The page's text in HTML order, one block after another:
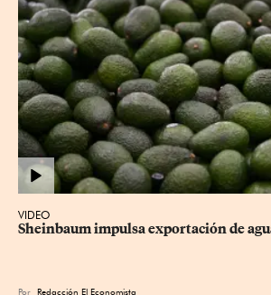
VIDEO
Sheinbaum impulsa exportación de
Por Redacción El Economista